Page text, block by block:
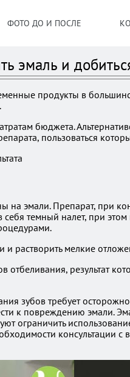
ФОТО ДО И ПОСЛЕ
эмаль и
продукты в
бюджета.
пользоваться
эмали. Препарат, при
темный налет, при этом
растворить мелкие
результат
зубов требует
к повреждению эмали.
ограничить
консультации